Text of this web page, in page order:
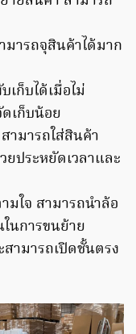
มารถจุสินค้าได้มาก
ก็บได้เมื่อไม่
เก็บน้อย
ามารถใส่สินค้า
ประหยัดเวลาและ
มใจ สามารถนำล้อ
นการขนย้าย
ามารถเปิดชั้นตรง